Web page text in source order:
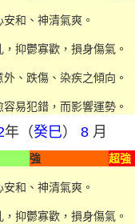
和、神清氣爽。
抑鬱寡歡，損身傷氣。
、跌傷、染疾之傾向。
易犯錯，而影響運勢。
年（癸巳） 8 月
強
超強
和、神清氣爽。
抑鬱寡歡，損身傷氣。